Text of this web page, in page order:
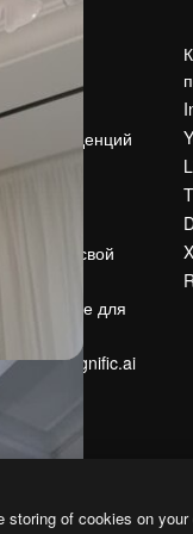
О нас
Поиск тенденций
Продайте свой
Помещение для
magnific.ai
X
storing of cookies on